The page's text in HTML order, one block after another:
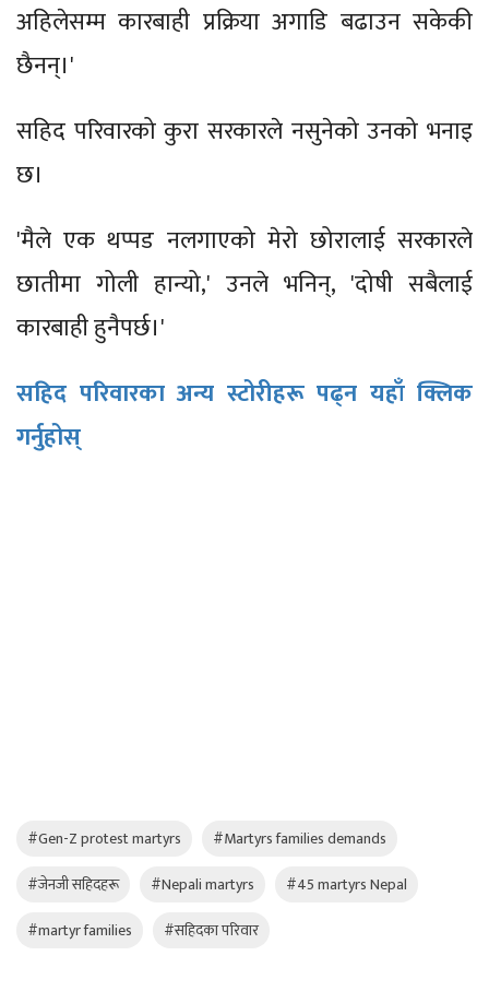
अहिलेसम्म कारबाही प्रक्रिया अगाडि बढाउन सकेकी
छैनन्।'
सहिद परिवारको कुरा सरकारले नसुनेको उनको भनाइ
छ।
'मैले एक थप्पड नलगाएको मेरो छोरालाई सरकारले
छातीमा गोली हान्यो,' उनले भनिन्, 'दोषी सबैलाई
कारबाही हुनैपर्छ।'
सहिद परिवारका अन्य स्टोरीहरू पढ्न यहाँ क्लिक
गर्नुहोस्
#Gen-Z protest martyrs
#Martyrs families demands
#जेनजी सहिदहरू
#Nepali martyrs
#45 martyrs Nepal
#martyr families
#सहिदका परिवार